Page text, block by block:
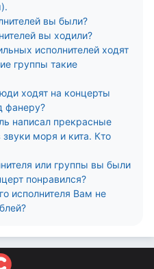
вы были?
вы ходили?
исполнителей ходят
группы такие
ходят на концерты
фанеру?
написал прекрасные
моря и кита. Кто
или группы вы были
понравился?
исполнителя Вам не